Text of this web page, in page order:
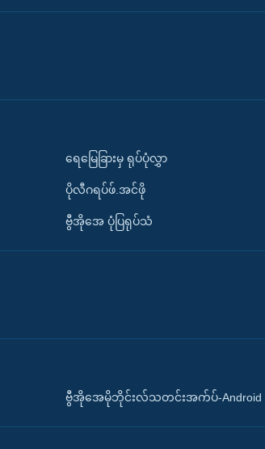
ရေမြေခြားမှ ရုပ်ပုံလွှာ
ပိုလီဂရပ်ဖ်.အင်ဖို
ဗွီအိုအေ ပုံပြရုပ်သံ
ဗွီအိုအေမိုဘိုင်းလ်သတင်းအက်ပ်-Android